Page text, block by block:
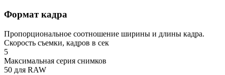
Формат кадра
Пропорциональное соотношение ширины и длины кадра.
Скорость съемки, кадров в сек
5
Максимальная серия снимков
50 для RAW